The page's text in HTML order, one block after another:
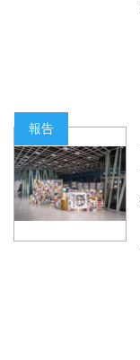
報告